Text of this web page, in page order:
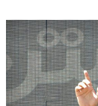
شهرستان
ساری
در
هفته
دولت